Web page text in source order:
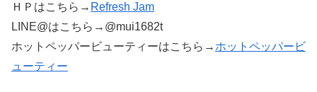
ＨＰはこちら→ Refresh Jam
LINE@はこちら→@mui1682t
ホットペッパービューティーはこちら→ホットペッパービ
ューティー